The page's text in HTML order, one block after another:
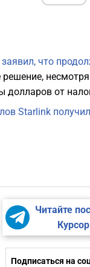
что
от
Starlink
Читайте
Подписаться на